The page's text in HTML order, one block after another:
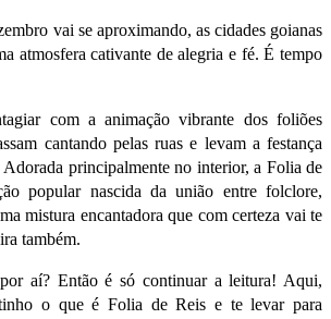
vai se aproximando, as cidades goianas
atmosfera cativante de alegria e fé. É tempo
com a animação vibrante dos foliões
cantando pelas ruas e levam a festança
Adorada principalmente no interior, a Folia de
popular nascida da união entre folclore,
mistura encantadora que com certeza vai te
também.
aí? Então é só continuar a leitura! Aqui,
o que é Folia de Reis e te levar para